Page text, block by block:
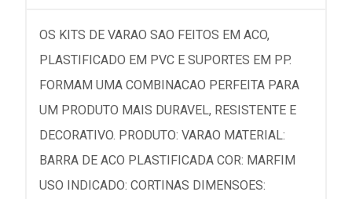
OS KITS DE VARAO SAO FEITOS EM ACO,
PLASTIFICADO EM PVC E SUPORTES EM PP.
FORMAM UMA COMBINACAO PERFEITA PARA
UM PRODUTO MAIS DURAVEL, RESISTENTE E
DECORATIVO. PRODUTO: VARAO MATERIAL:
BARRA DE ACO PLASTIFICADA COR: MARFIM
USO INDICADO: CORTINAS DIMENSOES: